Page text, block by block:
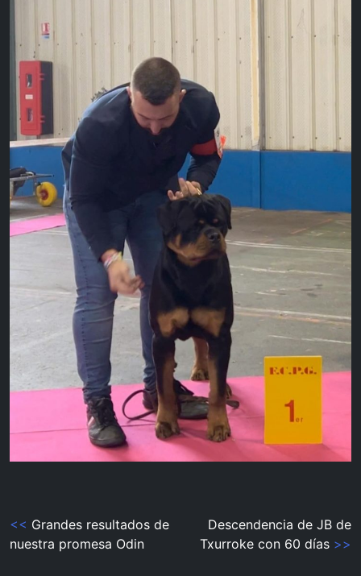
Navegación
de
<< Grandes resultados de
nuestra promesa Odin
Descendencia de JB de
Txurroke con 60 días >>